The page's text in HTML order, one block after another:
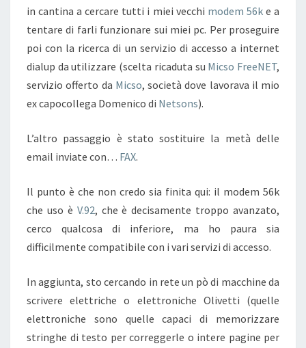
in cantina a cercare tutti i miei vecchi modem 56ke a
tentare di farli funzionare sui miei pc. Per proseguire
poi con la ricerca di un servizio di accesso a internet
dialup da utilizzare (scelta ricaduta su Micso FreeNET,
servizio offerto da Micso, società dove lavorava il mio
ex capocollega Domenico di Netsons).
L’altro passaggio è stato sostituire la metà delle
email inviate con… FAX.
Il punto è che non credo sia finita qui: il modem 56k
che uso è V.92, che è decisamente troppo avanzato,
cerco qualcosa di inferiore, ma ho paura sia
difficilmente compatibile con i vari servizi di accesso.
In aggiunta, sto cercando in rete un pò di macchine da
scrivere elettriche o elettroniche Olivetti (quelle
elettroniche sono quelle capaci di memorizzare
stringhe di testo per correggerle o intere pagine per